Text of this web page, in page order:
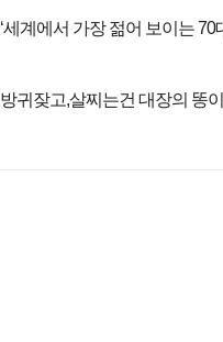
‘세계에서 가장 젊어 보이는 70
방귀잦고,살찌는건 대장의 똥